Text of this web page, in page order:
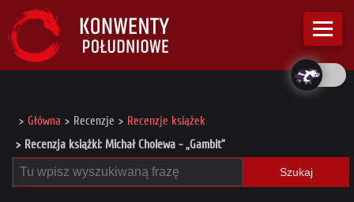
Główna Recenzje
Recenzje książek
Recenzja książki: Michał Cholewa - „Gambit”
Szukaj